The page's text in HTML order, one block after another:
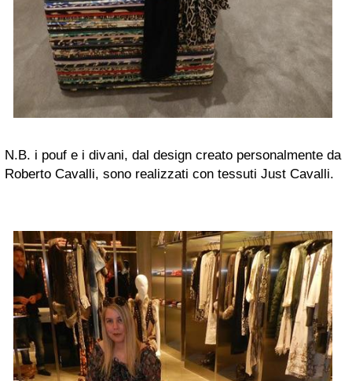
N.B. i pouf e i divani, dal design creato personalmente da
Roberto Cavalli, sono realizzati con tessuti Just Cavalli.